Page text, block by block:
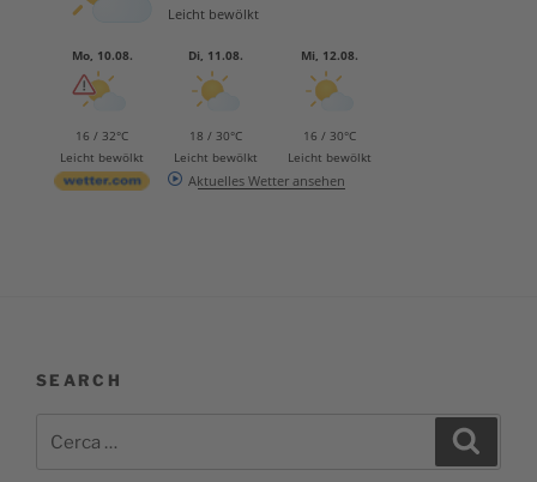
Leicht bewölkt
Mo, 10.08.
16 / 32°C
Leicht bewölkt
Di, 11.08.
18 / 30°C
Leicht bewölkt
Mi, 12.08.
16 / 30°C
Leicht bewölkt
Aktuelles Wetter ansehen
SEARCH